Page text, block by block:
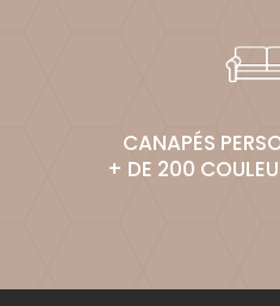
CANAPÉS
+ DE 200